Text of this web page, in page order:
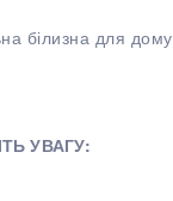
білизна для дому
УВАГУ: